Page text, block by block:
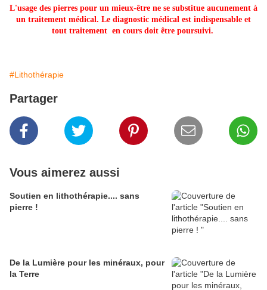
L'usage des pierres pour un mieux-être ne se substitue aucunement à
un traitement médical. Le diagnostic médical est indispensable et
tout traitement en cours doit être poursuivi.
#Lithothérapie
Partager
Vous aimerez aussi
Soutien en lithothérapie.... sans
pierre !
De la Lumière pour les minéraux, pour
la Terre